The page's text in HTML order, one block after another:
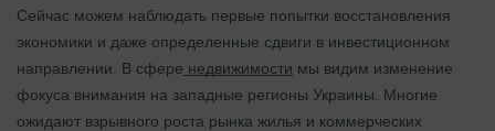
Сейчас можем наблюдать первые попытки восстановления
экономики и даже определенные сдвиги в инвестиционном
направлении. В сфере недвижимости мы видим изменение
фокуса внимания на западные регионы Украины. Многие
ожидают взрывного роста рынка жилья и коммерческих